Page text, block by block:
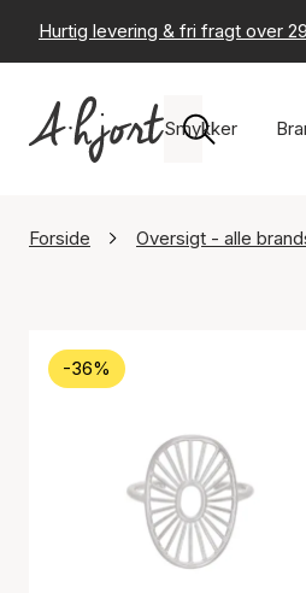
Hurtig levering & fri fragt over
Smykker
Forside Oversigt - alle
-36%